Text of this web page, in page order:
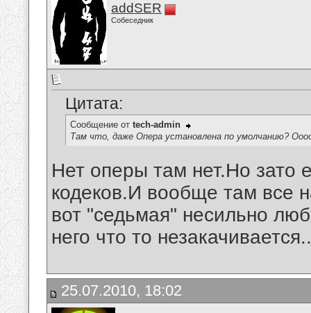
addSER
Собеседник
Цитата:
Сообщение от tech-admin
Там что, даже Опера установлена по умолчанию?
Нет оперы там нет.Но зато
кодеков.И вообще там все
вот "седьмая" несильно
него что то
25.07.2010, 18:02